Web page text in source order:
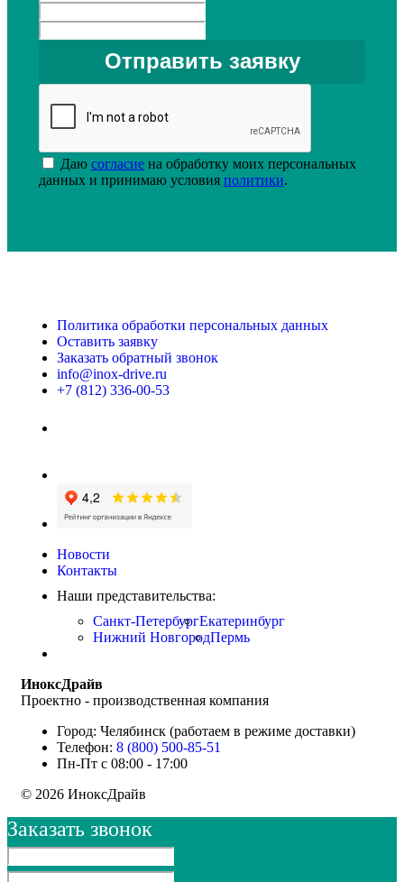
Даю согласие на обработку моих персональных
данных и принимаю условия политики.
Политика обработки персональных данных
Оставить заявку
Заказать обратный звонок
info@inox-drive.ru
+7 (812) 336-00-53
Новости
Контакты
Наши представительства:
Санкт-ПетербургЕкатеринбург
Нижний НовгородПермь
ИноксДрайв
Проектно - производственная компания
Город: Челябинск (работаем в режиме доставки)
Телефон: 8 (800) 500-85-51
Пн-Пт с 08:00 - 17:00
© 2026 ИноксДрайв
Заказать звонок